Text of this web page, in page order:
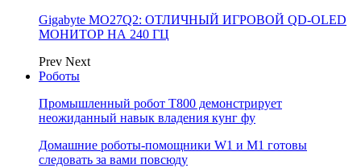
Gigabyte MO27Q2: ОТЛИЧНЫЙ ИГРОВОЙ QD-OLED
МОНИТОР НА 240 ГЦ
Prev Next
Роботы
Промышленный робот Т800 демонстрирует
неожиданный навык владения кунг фу
Домашние роботы-помощники W1 и M1 готовы
следовать за вами повсюду